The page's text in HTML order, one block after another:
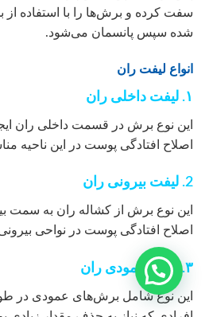
سفت کرده و برش‌ها را با استفاده از
شده سپس پانسمان می‌شود.
انواع لیفت ران
۱. لیفت داخلی ران
این نوع برش در قسمت داخلی ران
اصلاح افتادگی پوست در این ناحیه
2. لیفت بیرونی ران
این نوع برش از کشاله ران به سمت
اصلاح افتادگی پوست در نواحی
۳. لیفت عمودی ران
این نوع شامل برش‌های عمودی در